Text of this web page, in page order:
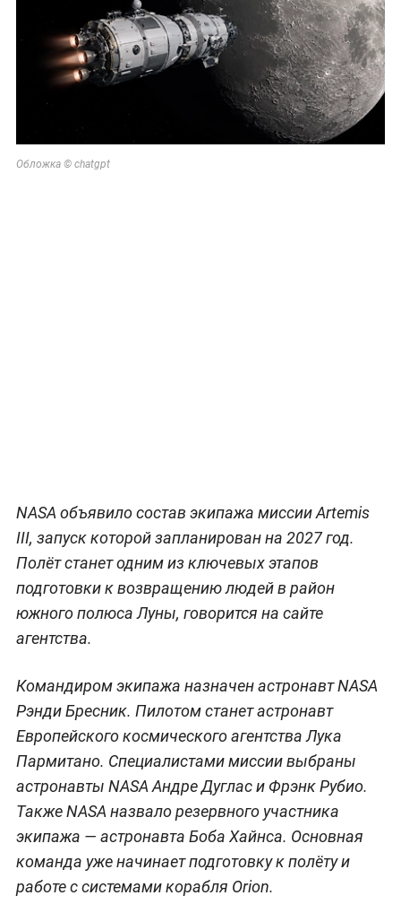
Обложка © chatgpt
NASA объявило состав экипажа миссии Artemis
III, запуск которой запланирован на 2027 год.
Полёт станет одним из ключевых этапов
подготовки к возвращению людей в район
южного полюса Луны, говорится на сайте
агентства.
Командиром экипажа назначен астронавт NASA
Рэнди Бресник. Пилотом станет астронавт
Европейского космического агентства Лука
Пармитано. Специалистами миссии выбраны
астронавты NASA Андре Дуглас и Фрэнк Рубио.
Также NASA назвало резервного участника
экипажа — астронавта Боба Хайнса. Основная
команда уже начинает подготовку к полёту и
работе с системами корабля Orion.